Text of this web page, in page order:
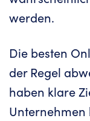
werden.
Die besten
der Regel
haben klare
Unternehmen